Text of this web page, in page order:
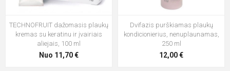
TECHNOFRUIT dažomasis plaukų
kremas su keratinu ir įvairiais
aliejais, 100 ml
Nuo 11,70 €
Dvifazis purškiamas plaukų
kondicionierius, nenuplaunamas,
250 ml
12,00 €